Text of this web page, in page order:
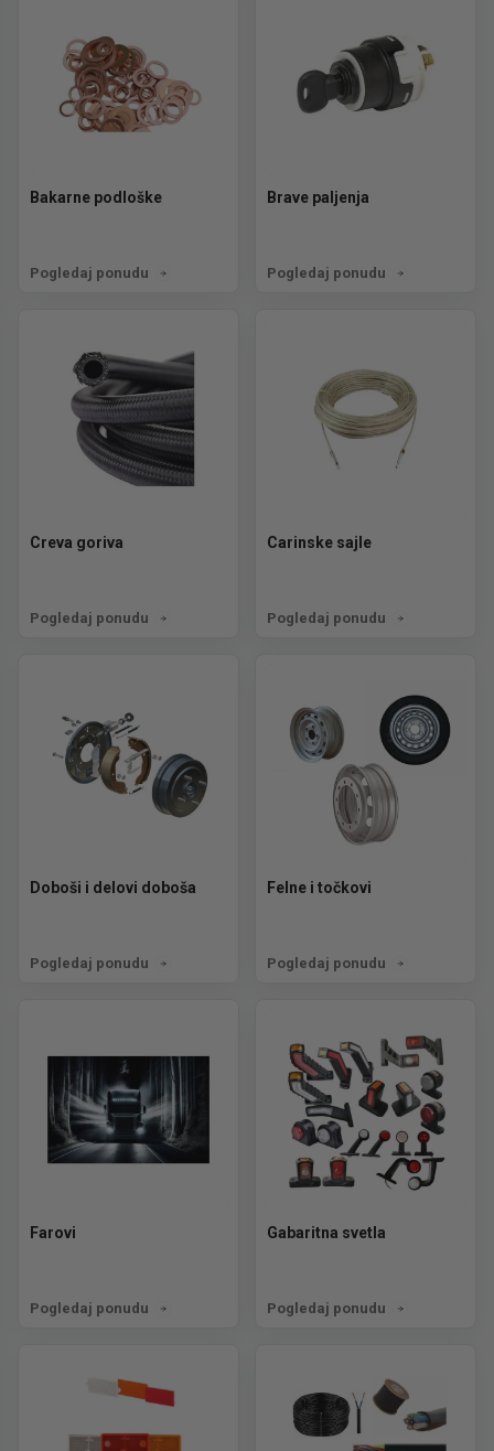
Bakarne podloške
Pogledaj ponudu
Brave paljenja
Pogledaj ponudu
Creva goriva
Pogledaj ponudu
Carinske sajle
Pogledaj ponudu
Doboši i delovi doboša
Pogledaj ponudu
Felne i točkovi
Pogledaj ponudu
Farovi
Pogledaj ponudu
Gabaritna svetla
Pogledaj ponudu